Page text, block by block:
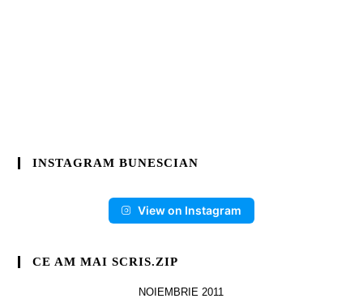
INSTAGRAM BUNESCIAN
View on Instagram
CE AM MAI SCRIS.ZIP
NOIEMBRIE 2011